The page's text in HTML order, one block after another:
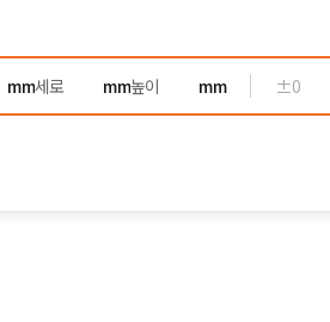
±0